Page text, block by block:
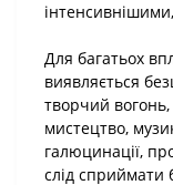
Для багатьох
виявляється
творчий
мистецтво,
галюцинації,
слід сприймати